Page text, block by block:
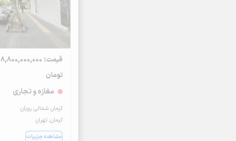
قیمت: 8,800,000,000
تومان
مغازه و تجاری
کرمان شمالی رویان
کرمان, تهران
مشاهده جزییات